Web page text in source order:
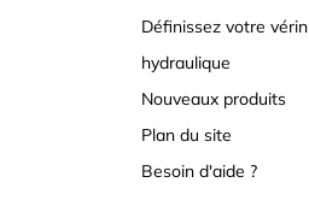
Définissez votre vérin
hydraulique
Nouveaux produits
Plan du site
Besoin d'aide ?